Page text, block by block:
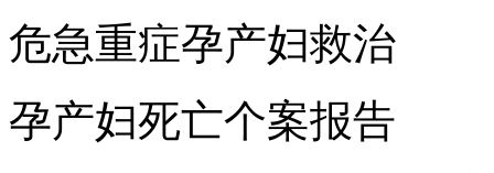
危急重症孕产妇救治
孕产妇死亡个案报告